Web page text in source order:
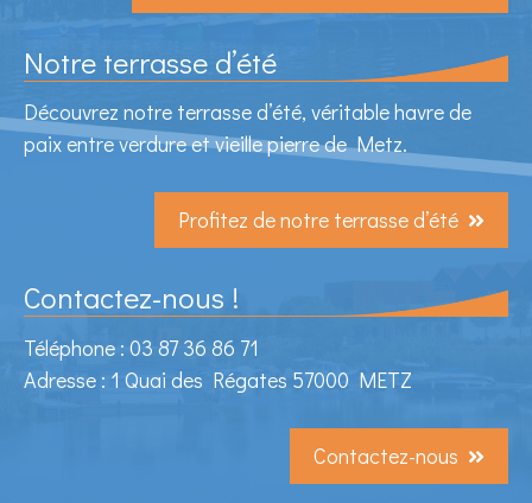
Notre terrasse d’été
Découvrez notre terrasse d’été, véritable havre de
paix entre verdure et vieille pierre de Metz.
Profitez de notre terrasse d’été
Contactez-nous !
Téléphone : 03 87 36 86 71
Adresse : 1 Quai des Régates 57000 METZ
Contactez-nous